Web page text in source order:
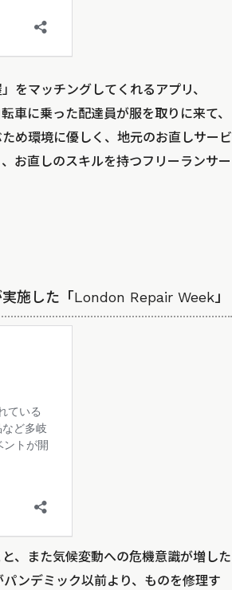
をマッチングしてくれるアプリ、
車に乗った配達員が服を取りに来て、
め環境に優しく、地元のお直しサービ
お直しのスキルを持つフリーランサー
施した「London Repair Week」
、また気候変動への危機意識が増した
ンデミック以前より、ものを修理す